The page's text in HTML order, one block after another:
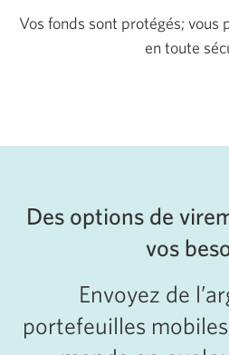
Vos fonds sont protégés; vous
en toute
Des options de
vos
Envoyez de
portefeuilles